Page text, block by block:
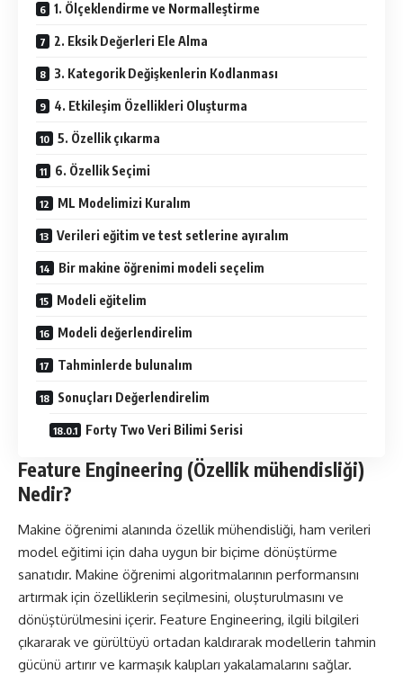
1. Ölçeklendirme ve Normalleştirme
2. Eksik Değerleri Ele Alma
3. Kategorik Değişkenlerin Kodlanması
4. Etkileşim Özellikleri Oluşturma
5. Özellik çıkarma
6. Özellik Seçimi
ML Modelimizi Kuralım
Verileri eğitim ve test setlerine ayıralım
Bir makine öğrenimi modeli seçelim
Modeli eğitelim
Modeli değerlendirelim
Tahminlerde bulunalım
Sonuçları Değerlendirelim
Forty Two Veri Bilimi Serisi
Feature Engineering (Özellik mühendisliği)
Nedir?
Makine öğrenimi alanında özellik mühendisliği, ham verileri
model eğitimi için daha uygun bir biçime dönüştürme
sanatıdır. Makine öğrenimi algoritmalarının performansını
artırmak için özelliklerin seçilmesini, oluşturulmasını ve
dönüştürülmesini içerir. Feature Engineering, ilgili bilgileri
çıkararak ve gürültüyü ortadan kaldırarak modellerin tahmin
gücünü artırır ve karmaşık kalıpları yakalamalarını sağlar.